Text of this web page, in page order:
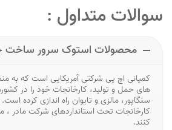
سوالات متداول :
محصولات استوک سرور
کمپانی اچ پی شرکتی آمریکایی است که به
های حمل و تولید، کارخانجات خود را در
سنگاپور، مالزی و تایوان راه اندازی کرده
کارخانجات تحت استانداردهای شرکت مادر ،
کنند.